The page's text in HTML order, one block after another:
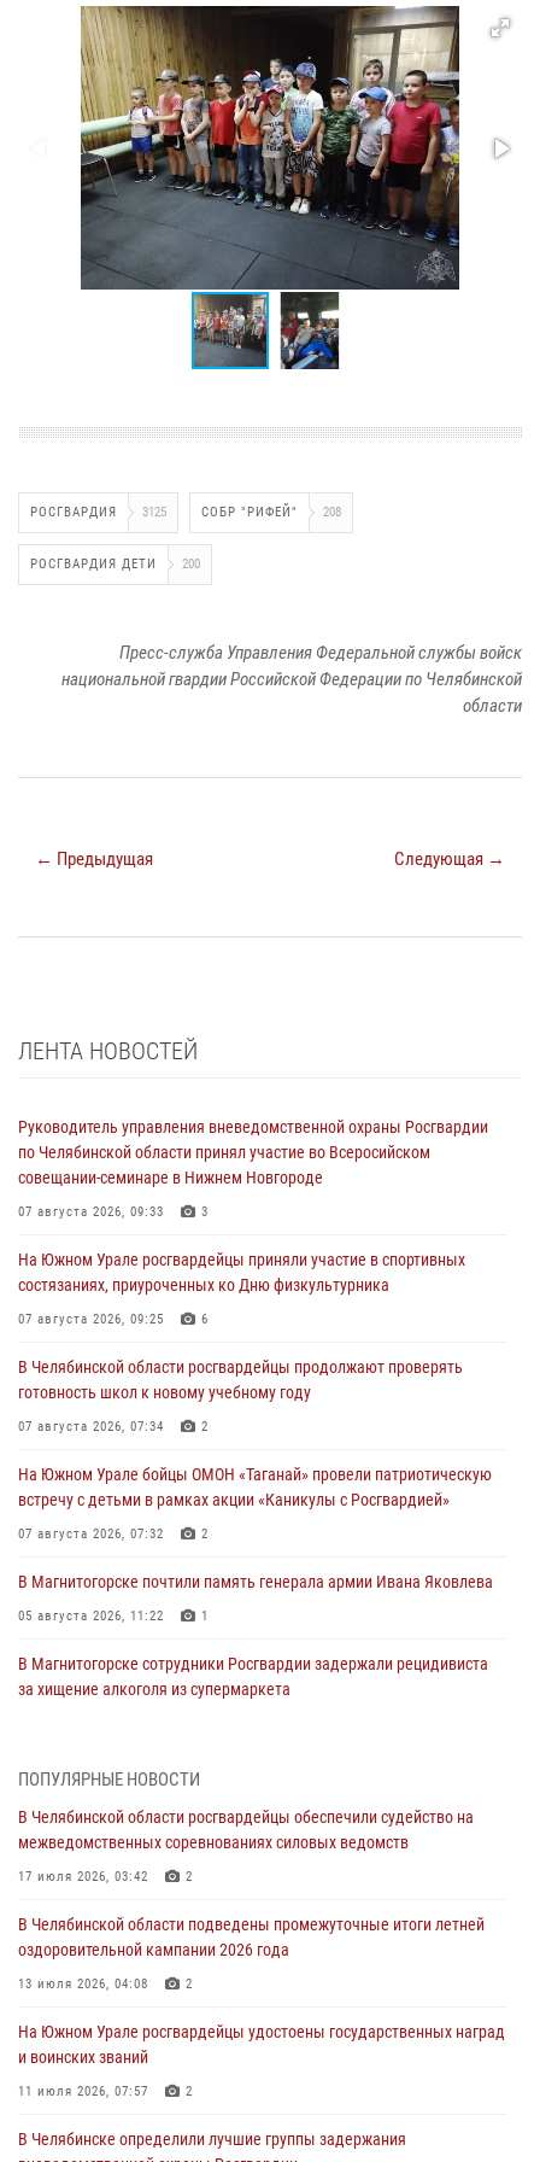
РОСГВАРДИЯ 3125 СОБР "РИФЕЙ" 208
РОСГВАРДИЯ ДЕТИ 200
Пресс-служба Управления Федеральной службы войск
национальной гвардии Российской Федерации по Челябинской
области
← Предыдущая Следующая →
ЛЕНТА НОВОСТЕЙ
Руководитель управления вневедомственной охраны Росгвардии
по Челябинской области принял участие во Всеросийском
совещании-семинаре в Нижнем Новгороде
07 августа 2026, 09:33 3
На Южном Урале росгвардейцы приняли участие в спортивных
состязаниях, приуроченных ко Дню физкультурника
07 августа 2026, 09:25 6
В Челябинской области росгвардейцы продолжают проверять
готовность школ к новому учебному году
07 августа 2026, 07:34 2
На Южном Урале бойцы ОМОН «Таганай» провели патриотическую
встречу с детьми в рамках акции «Каникулы с Росгвардией»
07 августа 2026, 07:32 2
В Магнитогорске почтили память генерала армии Ивана Яковлева
05 августа 2026, 11:22 1
В Магнитогорске сотрудники Росгвардии задержали рецидивиста
за хищение алкоголя из супермаркета
На Южном Урале спецназ Росгвардии провел военно-полевые
Росгвардейцы задержали трёх магазинных воров в Челябинске
На Южном Урале сотрудники Росгвардии задержали
подозреваемого в совершении убийства
В Челябинской области росгвардейцами по горячим следам
задержан подозреваемый в грабеже
ПОПУЛЯРНЫЕ НОВОСТИ
В Челябинской области росгвардейцы обеспечили судейство на
межведомственных соревнованиях силовых ведомств
17 июля 2026, 03:42 2
В Челябинской области подведены промежуточные итоги летней
оздоровительной кампании 2026 года
13 июля 2026, 04:08 2
На Южном Урале росгвардейцы удостоены государственных наград
и воинских званий
11 июля 2026, 07:57 2
В Челябинске определили лучшие группы задержания